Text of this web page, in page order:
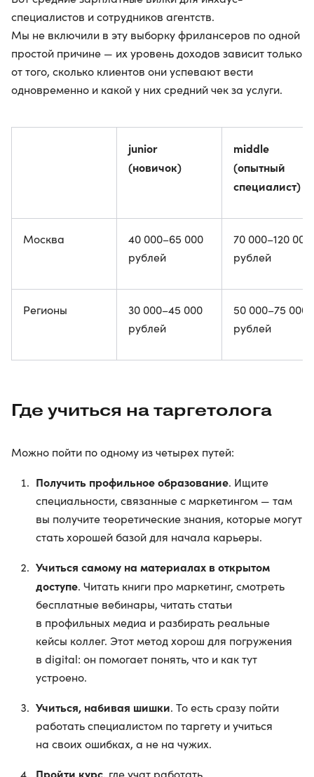
специалистов и сотрудников агентств.
Мы не включили в эту выборку фрилансеров по одной
простой причине — их уровень доходов зависит только
от того, сколько клиентов они успевают вести
одновременно и какой у них средний чек за услуги.
junior
(новичок)
middle
(опытный
специалист)
Москва
40 000–65 000
рублей
70 000–120 000
рублей
Регионы
30 000–45 000
рублей
50 000–75 000
рублей
Где учиться на таргетолога
Можно пойти по одному из четырех путей:
Получить профильное образование. Ищите
специальности, связанные с маркетингом — там
вы получите теоретические знания, которые могут
стать хорошей базой для начала карьеры.
Учиться самому на материалах в открытом
доступе. Читать книги про маркетинг, смотреть
бесплатные вебинары, читать статьи
в профильных медиа и разбирать реальные
кейсы коллег. Этот метод хорош для погружения
в digital: он помогает понять, что и как тут
устроено.
Учиться, набивая шишки. То есть сразу пойти
работать специалистом по таргету и учиться
на своих ошибках, а не на чужих.
Пройти курс, где учат работать